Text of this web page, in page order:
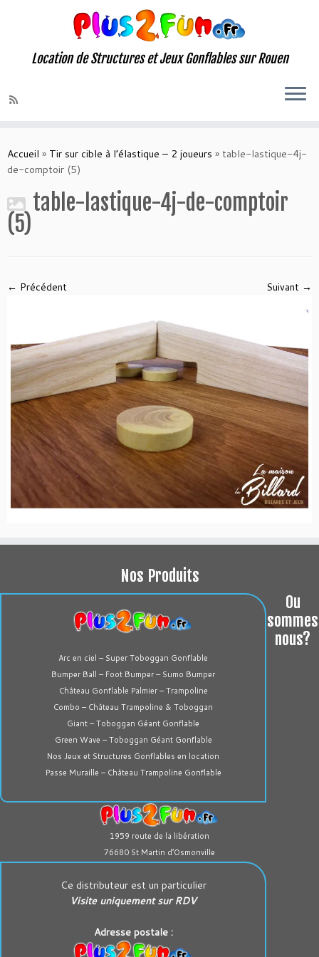
to
content
Location de Structures et Jeux Gonflables sur Rouen
Accueil » Tir sur cible à l’élastique – 2 joueurs » table-lastique-4j-
de-comptoir (5)
table-lastique-4j-de-comptoir
(5)
← Précédent Suivant →
Nos Produits
Arc en ciel – Super Toboggan Gonflable
Bumper Ball – Foot Bumper – Sumo Bumper
Château Gonflable Palmier – Trampoline
Combo – Château Trampoline & Toboggan
Giant – Toboggan Géant Gonflable
Green Wave – Toboggan Géant Gonflable
Nos Jeux et Structures Gonflables en location
Passe Muraille – Château Trampoline Gonflable
Ou
sommes
nous?
1959 route de la libération
76680 St Martin d’Osmonville
Ce distributeur est un particulier
Visite uniquement sur RDV
Adresse postale :